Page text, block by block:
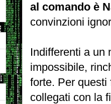
al comando è
convinzioni
Indifferenti a un
impossibile,
forte. Per questi
collegati con la